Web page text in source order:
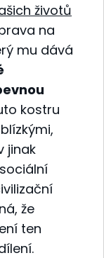
životů
na
mu dává
kostru
jinak
že
ten